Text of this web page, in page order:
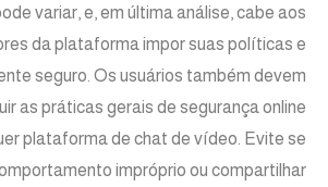
variar, e, em última análise, cabe aos
da plataforma impor suas políticas e
seguro. Os usuários também devem
as práticas gerais de segurança online
plataforma de chat de vídeo. Evite se
impróprio ou compartilhar